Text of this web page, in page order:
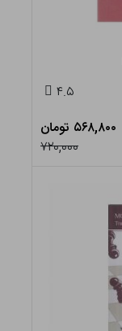
۴.۵
۵۶۸,۸۰۰ تومان
۷۲۰,۰۰۰